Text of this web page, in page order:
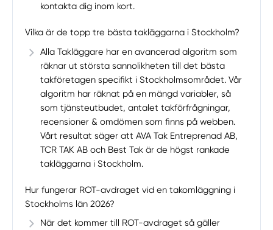
kontakta dig inom kort.
Vilka är de topp tre bästa takläggarna i Stockholm?
Alla Takläggare har en avancerad algoritm som
räknar ut största sannolikheten till det bästa
takföretagen specifikt i Stockholmsområdet. Vår
algoritm har räknat på en mängd variabler, så
som tjänsteutbudet, antalet takförfrågningar,
recensioner & omdömen som finns på webben.
Vårt resultat säger att AVA Tak Entreprenad AB,
TCR TAK AB och Best Tak är de högst rankade
takläggarna i Stockholm.
Hur fungerar ROT-avdraget vid en takomläggning i
Stockholms län 2026?
När det kommer till ROT-avdraget så gäller